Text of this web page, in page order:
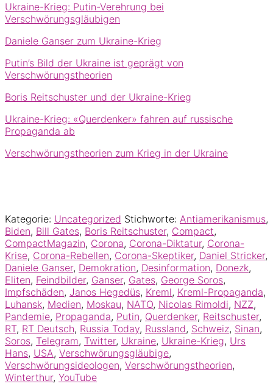
Ukraine-Krieg: Putin-Verehrung bei
Verschwörungsgläubigen
Daniele Ganser zum Ukraine-Krieg
Putin’s Bild der Ukraine ist geprägt von
Verschwörungstheorien
Boris Reitschuster und der Ukraine-Krieg
Ukraine-Krieg: «Querdenker» fahren auf russische
Propaganda ab
Verschwörungstheorien zum Krieg in der Ukraine
Kategorie: Uncategorized Stichworte: Antiamerikanismus,
Biden, Bill Gates, Boris Reitschuster, Compact,
CompactMagazin, Corona, Corona-Diktatur, Corona-
Krise, Corona-Rebellen, Corona-Skeptiker, Daniel Stricker,
Daniele Ganser, Demokration, Desinformation, Donezk,
Eliten, Feindbilder, Ganser, Gates, George Soros,
Impfschäden, Janos Hegedüs, Kreml, Kreml-Propaganda,
Luhansk, Medien, Moskau, NATO, Nicolas Rimoldi, NZZ,
Pandemie, Propaganda, Putin, Querdenker, Reitschuster,
RT, RT Deutsch, Russia Today, Russland, Schweiz, Sinan,
Soros, Telegram, Twitter, Ukraine, Ukraine-Krieg, Urs
Hans, USA, Verschwörungsgläubige,
Verschwörungsideologen, Verschwörungstheorien,
Winterthur, YouTube